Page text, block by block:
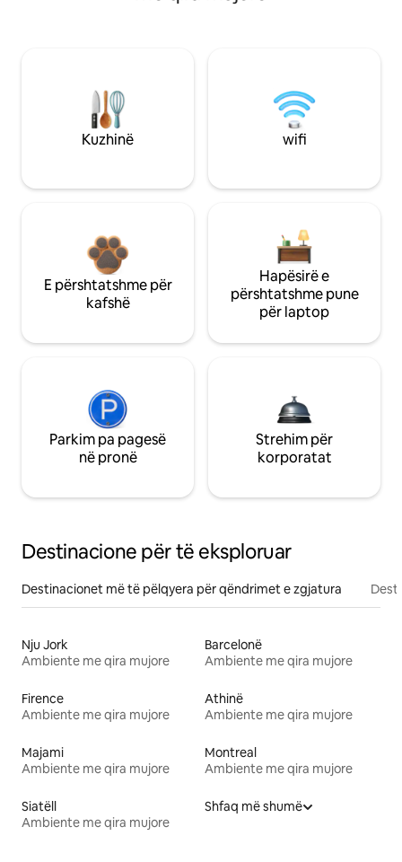
Kuzhinë wifi
E përshtatshme për
kafshë
Hapësirë e
përshtatshme pune
për laptop
Parkim pa pagesë
në pronë
Strehim për
korporatat
Destinacione për të eksploruar
Destinacionet më të pëlqyera për qëndrimet e zgjatura
Nju Jork
Ambiente me qira mujore
Barcelonë
Ambiente me qira mujore
Firence
Ambiente me qira mujore
Athinë
Ambiente me qira mujore
Majami
Ambiente me qira mujore
Montreal
Ambiente me qira mujore
Siatëll
Ambiente me qira mujore
Shfaq më shumë